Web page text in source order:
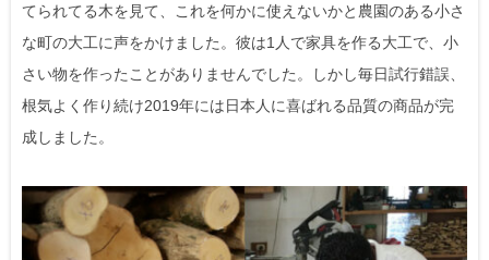
てられてる木を見て、これを何かに使えないかと農園のある小さ
な町の大工に声をかけました。彼は1人で家具を作る大工で、小
さい物を作ったことがありませんでした。しかし毎日試行錯誤、
根気よく作り続け2019年には日本人に喜ばれる品質の商品が完
成しました。